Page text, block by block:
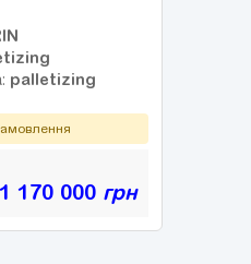
palletizing
1 170 000 грн